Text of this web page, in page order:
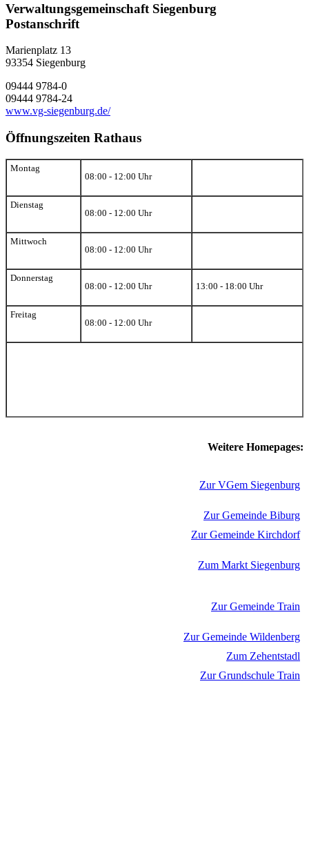
Verwaltungsgemeinschaft Siegenburg
Postanschrift
Marienplatz 13
93354 Siegenburg
09444 9784-0
09444 9784-24
www.vg-siegenburg.de/
Öffnungszeiten Rathaus
Montag
08:00 - 12:00 Uhr
Dienstag
08:00 - 12:00 Uhr
Mittwoch
08:00 - 12:00 Uhr
Donnerstag
08:00 - 12:00 Uhr
13:00 - 18:00 Uhr
Freitag
08:00 - 12:00 Uhr
Weitere Homepages:
Zur VGem Siegenburg
Zur Gemeinde Biburg
Zur Gemeinde Kirchdorf
Zum Markt Siegenburg
Zur Gemeinde Train
Zur Gemeinde Wildenberg
Zum Zehentstadl
Zur Grundschule Train